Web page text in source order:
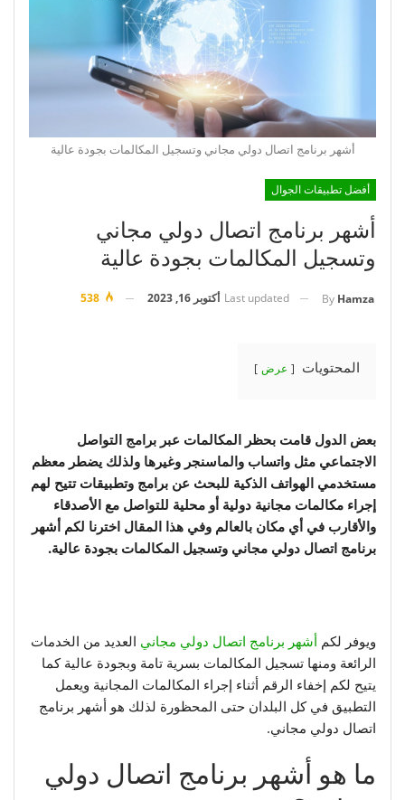
أشهر برنامج اتصال دولي مجاني وتسجيل المكالمات بجودة عالية
أفضل تطبيقات الجوال
أشهر برنامج اتصال دولي مجاني
وتسجيل المكالمات بجودة عالية
By Hamza
Last updated أكتوبر 16, 2023
المحتويات عرض
بعض الدول قامت بحظر المكالمات عبر برامج التواصل
الاجتماعي مثل واتساب والماسنجر وغيرها ولذلك يضطر معظم
مستخدمي الهواتف الذكية للبحث عن برامج وتطبيقات تتيح لهم
إجراء مكالمات مجانية دولية أو محلية للتواصل مع الأصدقاء
والأقارب في أي مكان بالعالم وفي هذا المقال اخترنا لكم أشهر
برنامج اتصال دولي مجاني وتسجيل المكالمات بجودة عالية.
ويوفر لكم أشهر برنامج اتصال دولي مجاني العديد من الخدمات
الرائعة ومنها تسجيل المكالمات بسرية تامة وبجودة عالية كما
يتيح لكم إخفاء الرقم أثناء إجراء المكالمات المجانية ويعمل
التطبيق في كل البلدان حتى المحظورة لذلك هو أشهر برنامج
اتصال دولي مجاني.
ما هو أشهر برنامج اتصال دولي